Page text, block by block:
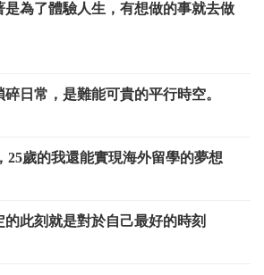
為了體驗人生，有想做的事就去做
日常，是難能可貴的平行時空。
25歲的我還能實現海外留學的夢想
的此刻就是對於自己最好的時刻